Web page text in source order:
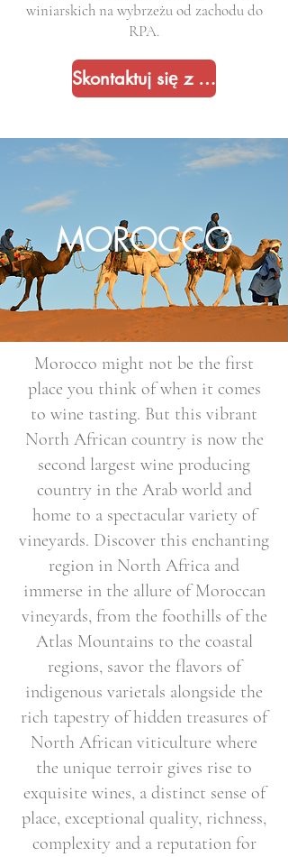
winiarskich na wybrzeżu od zachodu do
RPA.
Skontaktuj się z nami
MOROCCO
Morocco might not be the first
place you think of when it comes
to wine tasting. But this vibrant
North African country is now the
second largest wine producing
country in the Arab world and
home to a spectacular variety of
vineyards. Discover this enchanting
region in North Africa and
immerse in the allure of Moroccan
vineyards, from the foothills of the
Atlas Mountains to the coastal
regions, savor the flavors of
indigenous varietals alongside the
rich tapestry of hidden treasures of
North African viticulture where
the unique terroir gives rise to
exquisite wines, a distinct sense of
place, exceptional quality, richness,
complexity and a reputation for